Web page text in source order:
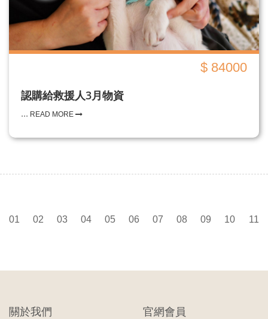
$ 84000
認購給救援人3月物資
... READ MORE
01 02 03 04 05 06 07 08 09 10 11
關於我們 官網會員